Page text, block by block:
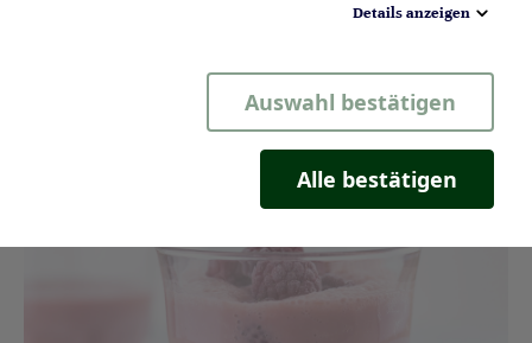
Details anzeigen
Auswahl bestätigen
Alle bestätigen